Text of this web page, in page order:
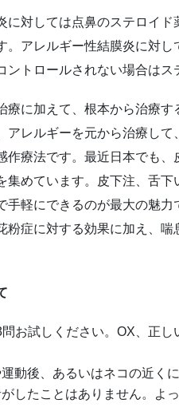
に対しては点鼻のステロイ
。アレルギー性結膜炎に対
ントロールされない場合はス
療に加えて、根本から治療
アレルギーを元から治療し
作療法です。最近日本でも
集めています。皮下注、舌
手軽にできるのが最大の魅
粉症に対する効果に加え、
お試しください。OX、正し
動後、あるいはネコの近く
したことはありません。よ